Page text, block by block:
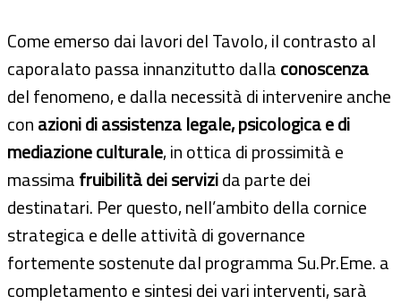
Come emerso dai lavori del Tavolo, il contrasto al
caporalato passa innanzitutto dallaconoscenza
del fenomeno, e dalla necessità di intervenire anche
conazioni di assistenza legale, psicologica e di
mediazione culturale, in ottica di prossimità e
massimafruibilità dei servizida parte dei
destinatari. Per questo, nell’ambito della cornice
strategica e delle attività di governance
fortemente sostenute dal programma Su.Pr.Eme. a
completamento e sintesi dei vari interventi, sarà